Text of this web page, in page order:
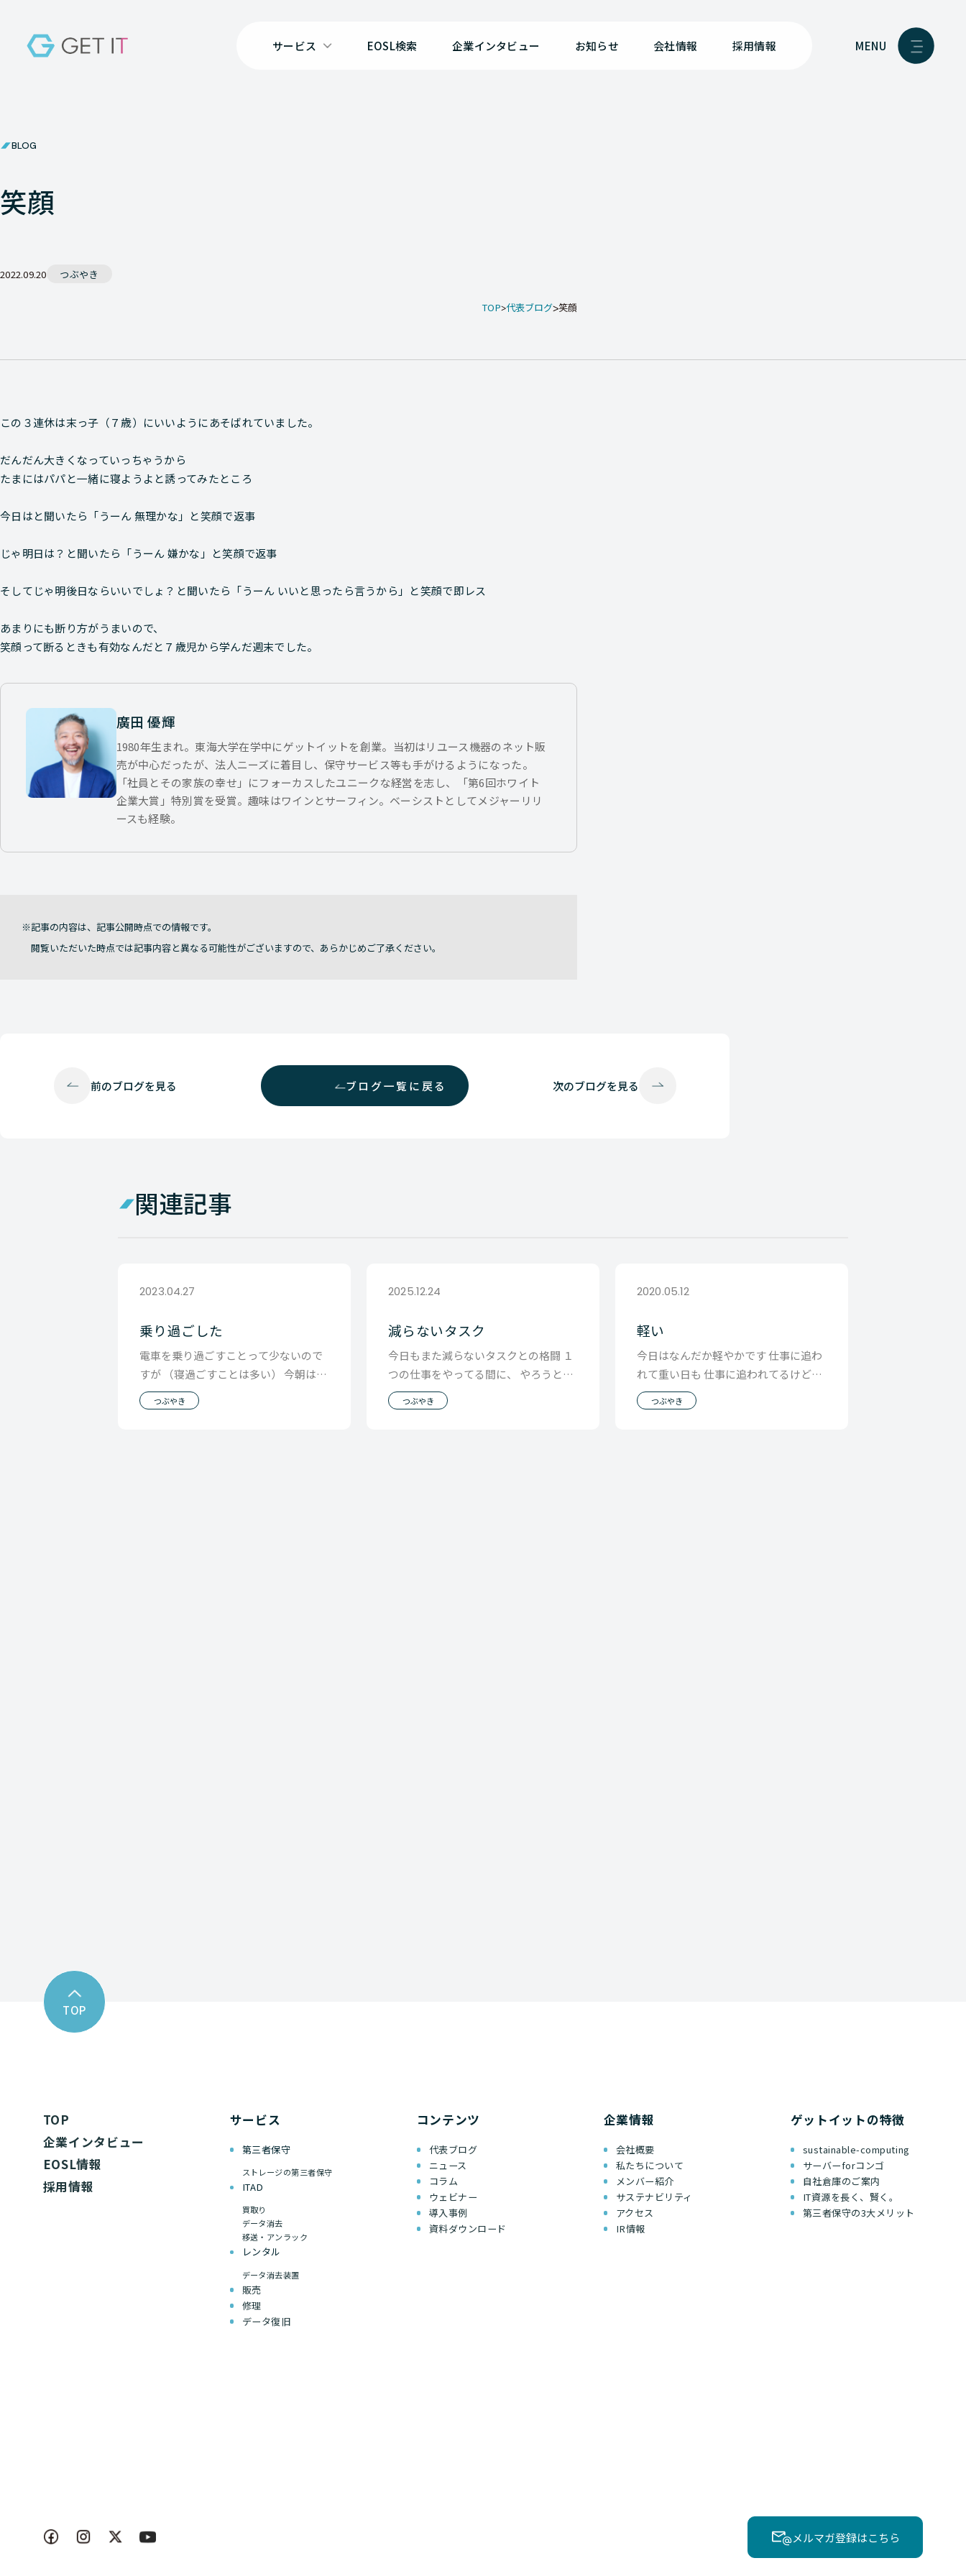
サービス EOSL検索 企業インタビュー お知らせ 会社情報 採用情報 MENU
BLOG
笑顔
2022.09.20 つぶやき
TOP 代表ブログ 笑顔
この３連休は末っ子（７歳）にいいようにあそばれていました。
だんだん大きくなっていっちゃうから
たまにはパパと一緒に寝ようよと誘ってみたところ
今日はと聞いたら「うーん 無理かな」と笑顔で返事
じゃ明日は？と聞いたら「うーん 嫌かな」と笑顔で返事
そしてじゃ明後日ならいいでしょ？と聞いたら「うーん いいと思ったら言うから」と笑顔で即レス
あまりにも断り方がうまいので、
笑顔って断るときも有効なんだと７歳児から学んだ週末でした。
廣田 優輝
1980年生まれ。東海大学在学中にゲットイットを創業。当初はリユース機器のネット販
売が中心だったが、法人ニーズに着目し、保守サービス等も手がけるようになった。
「社員とその家族の幸せ」にフォーカスしたユニークな経営を志し、「第6回ホワイト
企業大賞」特別賞を受賞。趣味はワインとサーフィン。ベーシストとしてメジャーリリ
ースも経験。
記事の内容は、記事公開時点での情報です。
閲覧いただいた時点では記事内容と異なる可能性がございますので、あらかじめご了承ください。
前のブログを見る ブログ一覧に戻る 次のブログを見る
関連記事
2023.04.27
乗り過ごした
電車を乗り過ごすことって少ないので
すが （寝過ごすことは多い） 今朝は気
がついたら二重橋前にいたんです。 僕
のMBTIタ
つぶやき
2025.12.24
減らないタスク
今日もまた減らないタスクとの格闘 １
つの仕事をやってる間に、 やろうとお
もってて忘れていたことを２つ思い出
すので、 やっ
つぶやき
2020.05.12
軽い
今日はなんだか軽やかです 仕事に追わ
れて重い日も 仕事に追われてるけど軽
い日もあります その違いって「やって
る仕事がどう
つぶやき
TOP
TOP
企業インタビュー
EOSL情報
採用情報
サービス
第三者保守
ストレージの第三者保守
ITAD
買取り
データ消去
移送・アンラック
レンタル
データ消去装置
販売
修理
データ復旧
コンテンツ
代表ブログ
ニュース
コラム
ウェビナー
導入事例
資料ダウンロード
企業情報
会社概要
私たちについて
メンバー紹介
サステナビリティ
アクセス
IR情報
ゲットイットの特徴
sustainable-computing
サーバーforコンゴ
自社倉庫のご案内
IT資源を長く、賢く。
第三者保守の3大メリット
メルマガ登録はこちら